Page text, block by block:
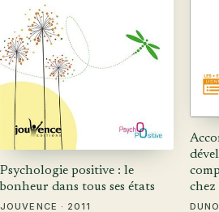
Psychologie positive : le
bonheur dans tous ses états
JOUVENCE · 2011